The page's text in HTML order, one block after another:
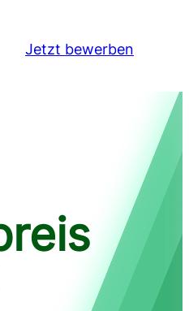
Jetzt bewerben